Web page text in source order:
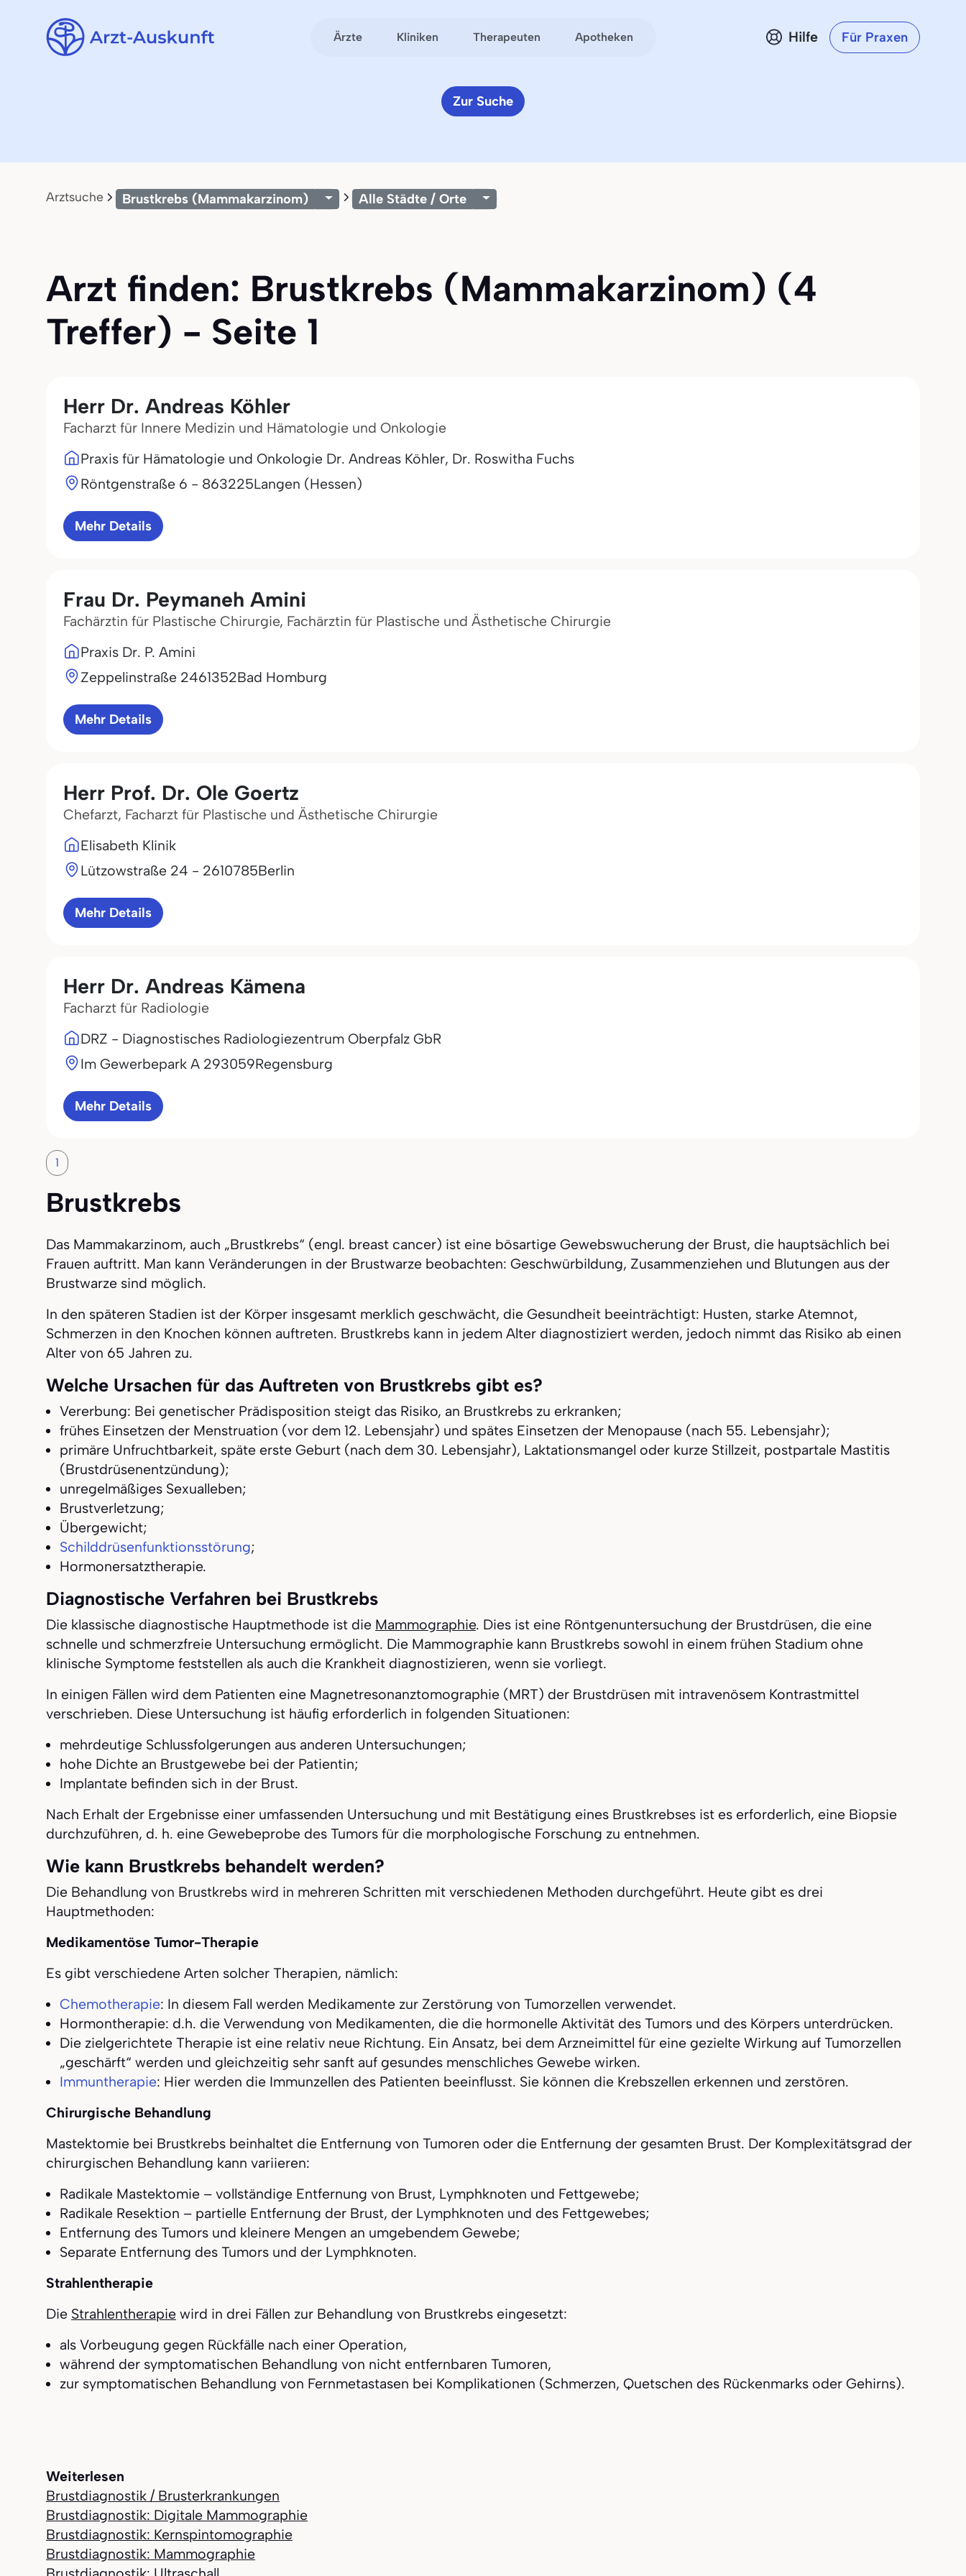
Ärzte Kliniken Therapeuten Apotheken Hilfe Für Praxen
Zur Suche
Arztsuche Brustkrebs (Mammakarzinom) Alle Städte / Orte
Arzt finden: Brustkrebs (Mammakarzinom) (4
Treffer) - Seite 1
Herr Dr. Andreas Köhler
Facharzt für Innere Medizin und Hämatologie und Onkologie
Praxis für Hämatologie und Onkologie Dr. Andreas Köhler, Dr. Roswitha Fuchs
Röntgenstraße 6 - 863225Langen (Hessen)
Mehr Details
Frau Dr. Peymaneh Amini
Fachärztin für Plastische Chirurgie, Fachärztin für Plastische und Ästhetische Chirurgie
Praxis Dr. P. Amini
Zeppelinstraße 2461352Bad Homburg
Mehr Details
Herr Prof. Dr. Ole Goertz
Chefarzt, Facharzt für Plastische und Ästhetische Chirurgie
Elisabeth Klinik
Lützowstraße 24 - 2610785Berlin
Mehr Details
Herr Dr. Andreas Kämena
Facharzt für Radiologie
DRZ - Diagnostisches Radiologiezentrum Oberpfalz GbR
Im Gewerbepark A 293059Regensburg
Mehr Details
1
Brustkrebs
Das Mammakarzinom, auch „Brustkrebs“ (engl. breast cancer) ist eine bösartige Gewebswucherung der Brust, die hauptsächlich bei
Frauen auftritt. Man kann Veränderungen in der Brustwarze beobachten: Geschwürbildung, Zusammenziehen und Blutungen aus der
Brustwarze sind möglich.
In den späteren Stadien ist der Körper insgesamt merklich geschwächt, die Gesundheit beeinträchtigt: Husten, starke Atemnot,
Schmerzen in den Knochen können auftreten. Brustkrebs kann in jedem Alter diagnostiziert werden, jedoch nimmt das Risiko ab einen
Alter von 65 Jahren zu.
Welche Ursachen für das Auftreten von Brustkrebs gibt es?
Vererbung: Bei genetischer Prädisposition steigt das Risiko, an Brustkrebs zu erkranken;
frühes Einsetzen der Menstruation (vor dem 12. Lebensjahr) und spätes Einsetzen der Menopause (nach 55. Lebensjahr);
primäre Unfruchtbarkeit, späte erste Geburt (nach dem 30. Lebensjahr), Laktationsmangel oder kurze Stillzeit, postpartale Mastitis
(Brustdrüsenentzündung);
unregelmäßiges Sexualleben;
Brustverletzung;
Übergewicht;
Schilddrüsenfunktionsstörung;
Hormonersatztherapie.
Diagnostische Verfahren bei Brustkrebs
Die klassische diagnostische Hauptmethode ist die Mammographie. Dies ist eine Röntgenuntersuchung der Brustdrüsen, die eine
schnelle und schmerzfreie Untersuchung ermöglicht. Die Mammographie kann Brustkrebs sowohl in einem frühen Stadium ohne
klinische Symptome feststellen als auch die Krankheit diagnostizieren, wenn sie vorliegt.
In einigen Fällen wird dem Patienten eine Magnetresonanztomographie (MRT) der Brustdrüsen mit intravenösem Kontrastmittel
verschrieben. Diese Untersuchung ist häufig erforderlich in folgenden Situationen:
mehrdeutige Schlussfolgerungen aus anderen Untersuchungen;
hohe Dichte an Brustgewebe bei der Patientin;
Implantate befinden sich in der Brust.
Nach Erhalt der Ergebnisse einer umfassenden Untersuchung und mit Bestätigung eines Brustkrebses ist es erforderlich, eine Biopsie
durchzuführen, d. h. eine Gewebeprobe des Tumors für die morphologische Forschung zu entnehmen.
Wie kann Brustkrebs behandelt werden?
Die Behandlung von Brustkrebs wird in mehreren Schritten mit verschiedenen Methoden durchgeführt. Heute gibt es drei
Hauptmethoden:
Medikamentöse Tumor-Therapie
Es gibt verschiedene Arten solcher Therapien, nämlich:
Chemotherapie: In diesem Fall werden Medikamente zur Zerstörung von Tumorzellen verwendet.
Hormontherapie: d.h. die Verwendung von Medikamenten, die die hormonelle Aktivität des Tumors und des Körpers unterdrücken.
Die zielgerichtete Therapie ist eine relativ neue Richtung. Ein Ansatz, bei dem Arzneimittel für eine gezielte Wirkung auf Tumorzellen
„geschärft“ werden und gleichzeitig sehr sanft auf gesundes menschliches Gewebe wirken.
Immuntherapie: Hier werden die Immunzellen des Patienten beeinflusst. Sie können die Krebszellen erkennen und zerstören.
Chirurgische Behandlung
Mastektomie bei Brustkrebs beinhaltet die Entfernung von Tumoren oder die Entfernung der gesamten Brust. Der Komplexitätsgrad der
chirurgischen Behandlung kann variieren:
Radikale Mastektomie – vollständige Entfernung von Brust, Lymphknoten und Fettgewebe;
Radikale Resektion – partielle Entfernung der Brust, der Lymphknoten und des Fettgewebes;
Entfernung des Tumors und kleinere Mengen an umgebendem Gewebe;
Separate Entfernung des Tumors und der Lymphknoten.
Strahlentherapie
Die Strahlentherapie wird in drei Fällen zur Behandlung von Brustkrebs eingesetzt:
als Vorbeugung gegen Rückfälle nach einer Operation,
während der symptomatischen Behandlung von nicht entfernbaren Tumoren,
zur symptomatischen Behandlung von Fernmetastasen bei Komplikationen (Schmerzen, Quetschen des Rückenmarks oder Gehirns).
Weiterlesen
Brustdiagnostik / Brusterkrankungen
Brustdiagnostik: Digitale Mammographie
Brustdiagnostik: Kernspintomographie
Brustdiagnostik: Mammographie